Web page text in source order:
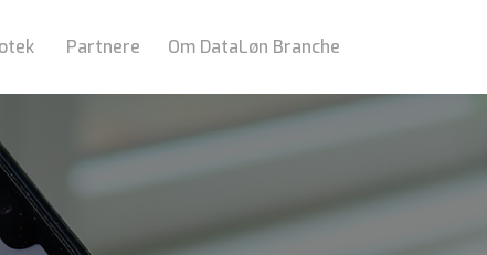
Partnere Om DataLøn Branche